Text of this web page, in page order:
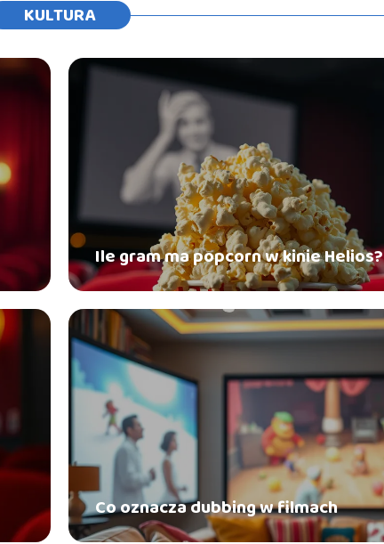
KULTURA
Ile gram ma popcorn w kinie Helios?
Co oznacza dubbing w filmach